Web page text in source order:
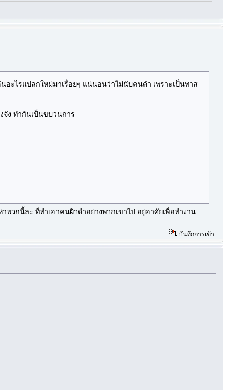
ะไรแปลกใหม่มาเรื่อยๆ แน่นอนว่าไม่นับคนดำ เพราะเป็นทาส
จัง ทำกันเป็นขบวนการ
พวกนี้ละ ที่ทำเอาคนผิวดำอย่างพวกเขาไป อยู่อาศัยเพื่อทำงาน
บันทึกการเข้า